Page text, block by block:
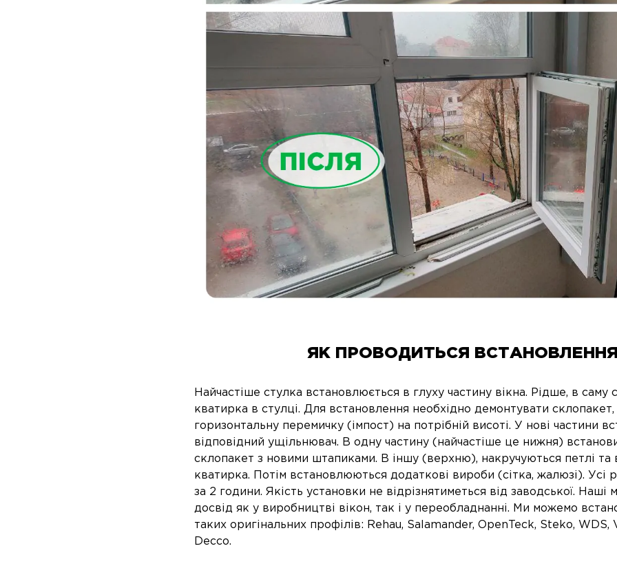
ЯК ПРОВОДИТЬСЯ
Найчастіше стулка встановлюється в глуху частину вікна. Рідше, в саму
кватирка в стулці. Для встановлення необхідно демонтувати
горизонтальну перемичку (імпост) на потрібній висоті. У нові частини
відповідний ущільнювач. В одну частину (найчастіше це нижня)
склопакет з новими штапиками. В іншу (верхню), накручуються петлі та
кватирка. Потім встановлюються додаткові вироби (сітка, жалюзі). Усі
за 2 години. Якість установки не відрізнятиметься від заводської. Наші
досвід як у виробництві вікон, так і у переобладнанні. Ми можемо
таких оригінальних профілів: Rehau, Salamander, OpenTeck, Steko, WDS,
Decco.